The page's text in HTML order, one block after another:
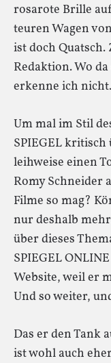
rosarote Brille
teuren Wagen
ist doch Quatsch.
Redaktion. Wo
erkenne ich nicht.
Um mal im Stil
SPIEGEL
leihweise einen
Romy Schneider
Filme so mag?
nur deshalb
über dieses
SPIEGEL
Website, weil er
Und so weiter,
Das er den Tank
ist wohl auch